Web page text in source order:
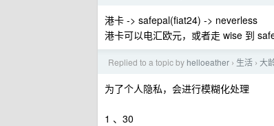
港卡 -> safepal(fiat24) -> neverless
港卡可以电汇欧元，或者走 wise 到
Replied to a topic by helloeather › 生活 › 大
为了个人隐私，会进行模糊化处理
1 、30